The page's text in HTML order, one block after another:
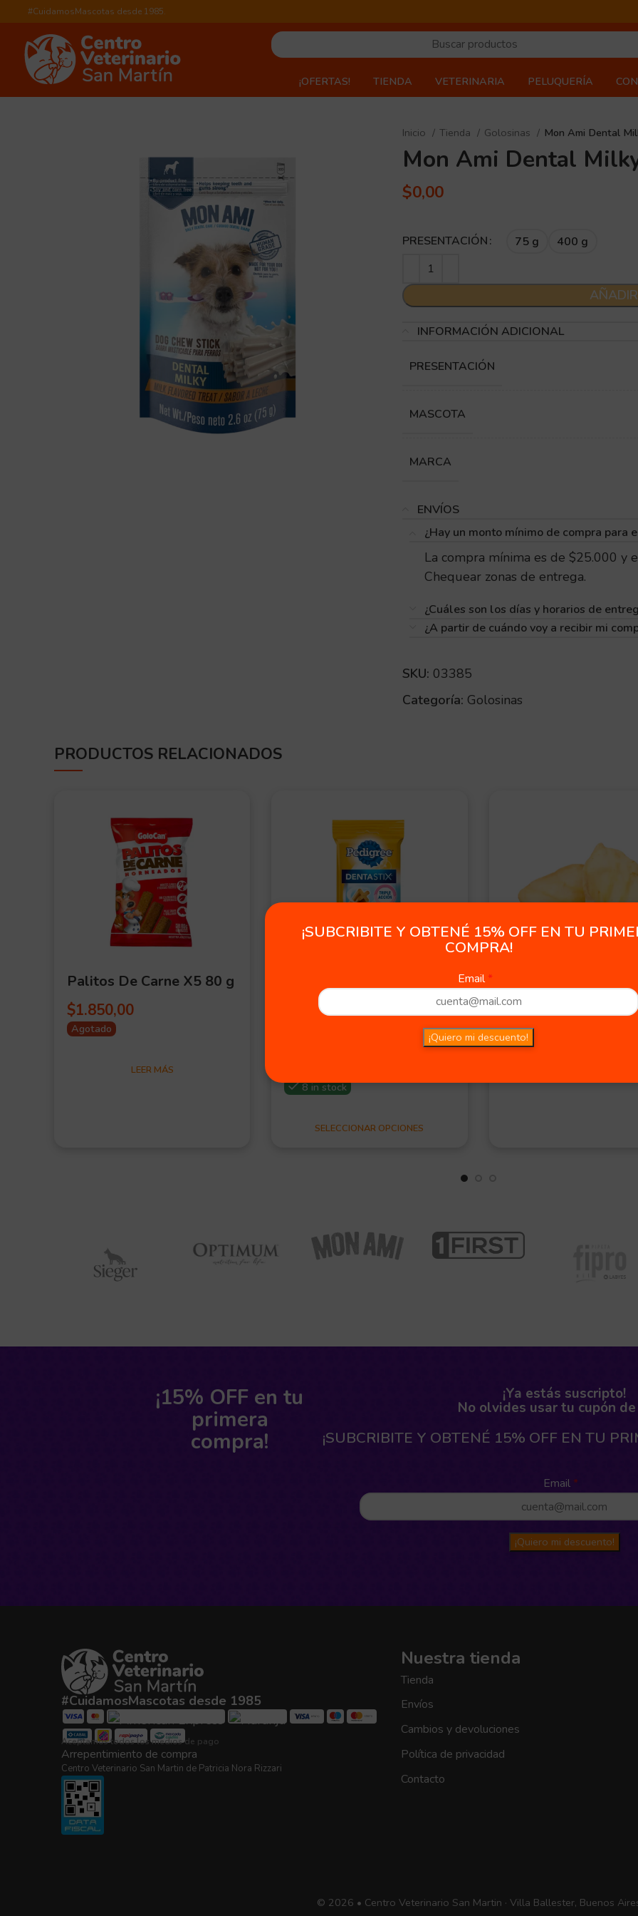
¡SUBCRIBITE Y OBTENÉ 15% OFF EN TU
COMPRA!
Email
¡Quiero mi descuento!
#CuidamosMascotas desde 1985.
¡OFERTAS! TIENDA VETERINARIA PELUQUERÍA
Inicio Tienda Golosinas Mon Ami Dental
Mon Ami Dental
$0,00
PRESENTACIÓN 75 g 400 g
INFORMACIÓN ADICIONAL
PRESENTACIÓN
MASCOTA
MARCA
ENVÍOS
¿Hay un monto mínimo de compra para
La compra mínima es de $25.000 y
Chequear zonas de entrega.
¿Cuáles son los días y horarios de
¿A partir de cuándo voy a recibir mi
SKU: 03385
Categoría: Golosinas
PRODUCTOS RELACIONADOS
Palitos De Carne X5 80 g
$1.850,00
Agotado
LEER MÁS
Pequeñas
8 in stock
SELECCIONAR OPCIONES
$1.550,00
Agotado
¡15% OFF en tu
primera
compra!
¡Ya estás suscripto!
No olvides usar tu cupón
¡SUBCRIBITE Y OBTENÉ 15% OFF EN TU
Email
¡Quiero mi descuento!
#CuidamosMascotas desde 1985
Aceptamos todos los medios de pago
Arrepentimiento de compra
Centro Veterinario San Martin de Patricia Nora Rizzari
Nuestra tienda
Tienda
Envíos
Cambios y devoluciones
Política de privacidad
Contacto
© 2026 • Centro Veterinario San Martin · Villa Ballester, Buenos